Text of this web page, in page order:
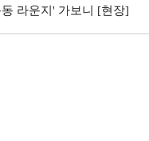
라운지' 가보니 [현장]